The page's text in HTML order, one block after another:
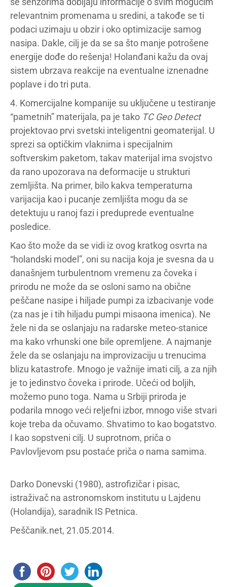
relevantnim promenama u sredini, a takođe se ti
podaci uzimaju u obzir i oko optimizacije samog
nasipa. Dakle, cilj je da se sa što manje potrošene
energije dođe do rešenja! Holanđani kažu da ovaj
sistem ubrzava reakcije na eventualne iznenadne
poplave i do tri puta.
4. Komercijalne kompanije su uključene u testiranje
“pametnih” materijala, pa je tako TC Geo Detect
projektovao prvi svetski inteligentni geomaterijal. U
sprezi sa optičkim vlaknima i specijalnim
softverskim paketom, takav materijal ima svojstvo
da rano upozorava na deformacije u strukturi
zemljišta. Na primer, bilo kakva temperaturna
varijacija kao i pucanje zemljišta mogu da se
detektuju u ranoj fazi i preduprede eventualne
posledice.
Kao što može da se vidi iz ovog kratkog osvrta na
“holandski model”, oni su nacija koja je svesna da u
današnjem turbulentnom vremenu za čoveka i
prirodu ne može da se osloni samo na obične
peščane nasipe i hiljade pumpi za izbacivanje vode
(za nas je i tih hiljadu pumpi misaona imenica). Ne
žele ni da se oslanjaju na radarske meteo-stanice
ma kako vrhunski one bile opremljene. A najmanje
žele da se oslanjaju na improvizaciju u trenucima
blizu katastrofe. Mnogo je važnije imati cilj, a za njih
je to jedinstvo čoveka i prirode. Učeći od boljih,
možemo puno toga. Nama u Srbiji priroda je
podarila mnogo veći reljefni izbor, mnogo više stvari
koje treba da očuvamo. Shvatimo to kao bogatstvo.
I kao sopstveni cilj. U suprotnom, priča o
Pavlovljevom psu postaće priča o nama samima.
Darko Donevski (1980), astrofizičar i pisac,
istraživač na astronomskom institutu u Lajdenu
(Holandija), saradnik IS Petnica.
Peščanik.net, 21.05.2014.